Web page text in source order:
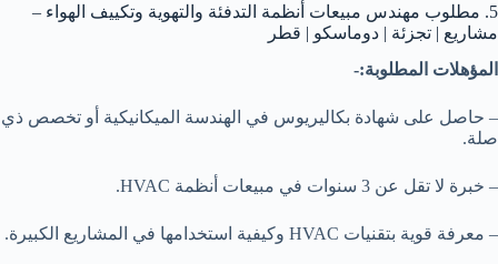
5. مطلوب مهندس مبيعات أنظمة التدفئة والتهوية وتكييف الهواء –
مشاريع | تجزئة | دوماسكو | قطر
المؤهلات المطلوبة:-
– حاصل على شهادة بكاليريوس في الهندسة الميكانيكية أو تخصص ذي
صلة.
– خبرة لا تقل عن 3 سنوات في مبيعات أنظمة HVAC.
– معرفة قوية بتقنيات HVAC وكيفية استخدامها في المشاريع الكبيرة.